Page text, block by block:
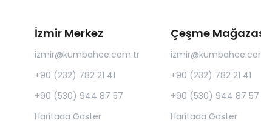
İzmir Merkez
izmir@kumbahce.com.tr
+90 (232) 782 21 41
+90 (530) 944 87 57
Haritada Göster
Çeşme
+90 (232) 782 21 41
+90 (530) 944 87 57
Haritada Göster